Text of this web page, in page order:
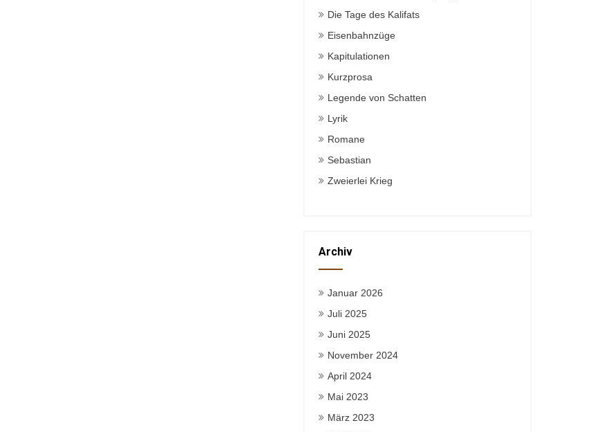
Die Tage des Kalifats
Eisenbahnzüge
Kapitulationen
Kurzprosa
Legende von Schatten
Lyrik
Romane
Sebastian
Zweierlei Krieg
Archiv
Januar 2026
Juli 2025
Juni 2025
November 2024
April 2024
Mai 2023
März 2023